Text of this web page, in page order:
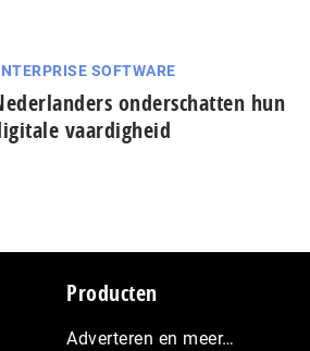
SOFTWARE
onderschatten hun
vaardigheid
Producten
Adverteren en meer…